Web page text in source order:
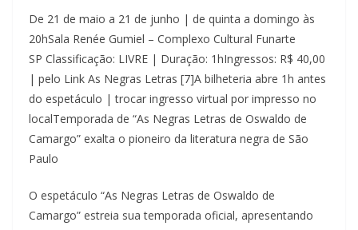
De 21 de maio a 21 de junho | de quinta a domingo às
20hSala Renée Gumiel – Complexo Cultural Funarte
SP Classificação: LIVRE | Duração: 1hIngressos: R$ 40,00
| pelo Link As Negras Letras [7]A bilheteria abre 1h antes
do espetáculo | trocar ingresso virtual por impresso no
localTemporada de “As Negras Letras de Oswaldo de
Camargo” exalta o pioneiro da literatura negra de São
Paulo
O espetáculo “As Negras Letras de Oswaldo de
Camargo” estreia sua temporada oficial, apresentando